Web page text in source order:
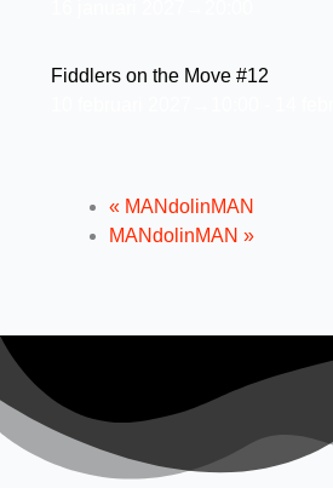
Fiddlers on the Move #12
« MANdolinMAN
MANdolinMAN »